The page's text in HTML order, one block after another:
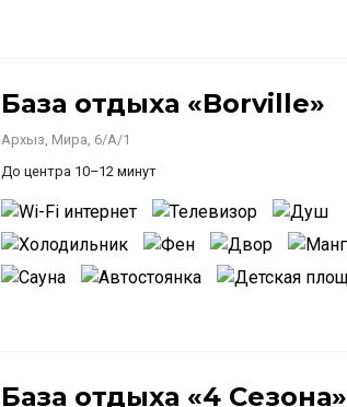
База отдыха «Borville»
Архыз, Мира, 6/А/1
До центра 10–12 минут
База отдыха «4 Сезона»